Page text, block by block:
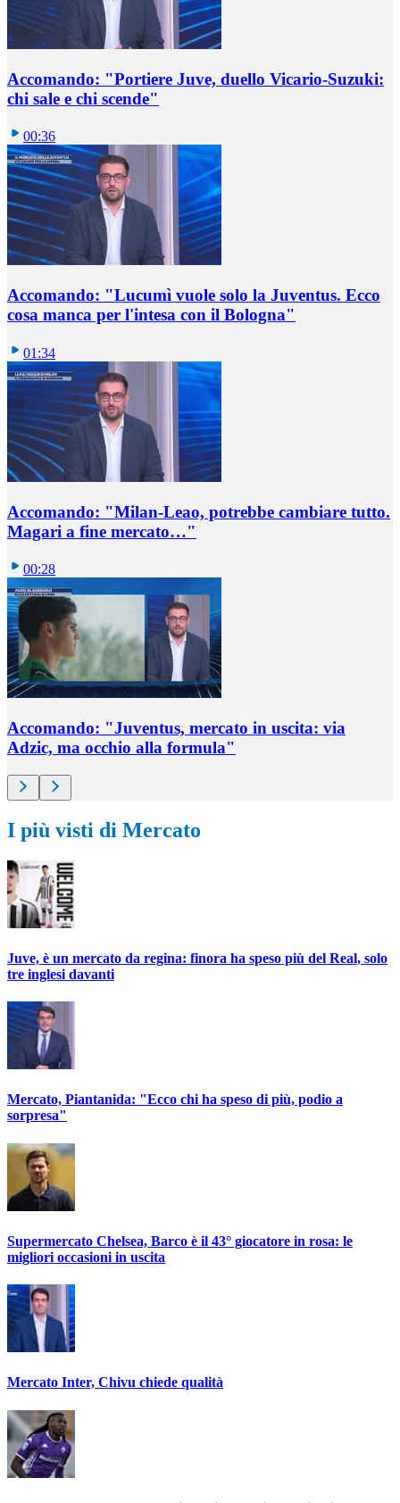
Accomando: "Portiere Juve, duello Vicario-Suzuki:
chi sale e chi scende"
00:36
Accomando: "Lucumì vuole solo la Juventus. Ecco
cosa manca per l'intesa con il Bologna"
01:34
Accomando: "Milan-Leao, potrebbe cambiare tutto.
Magari a fine mercato…"
00:28
Accomando: "Juventus, mercato in uscita: via
Adzic, ma occhio alla formula"
I più visti di Mercato
Juve, è un mercato da regina: finora ha speso più del Real, solo
tre inglesi davanti
Mercato, Piantanida: "Ecco chi ha speso di più, podio a
sorpresa"
Supermercato Chelsea, Barco è il 43° giocatore in rosa: le
migliori occasioni in uscita
Mercato Inter, Chivu chiede qualità